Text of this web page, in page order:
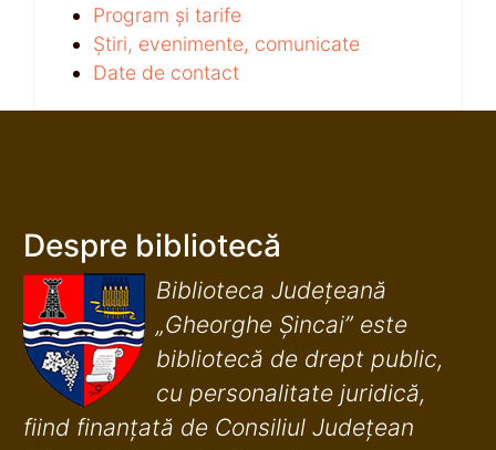
Program și tarife
Știri, evenimente, comunicate
Date de contact
Despre bibliotecă
Biblioteca Județeană
„Gheorghe Șincai” este
bibliotecă de drept public,
cu personalitate juridică,
fiind finanţată de Consiliul Judeţean